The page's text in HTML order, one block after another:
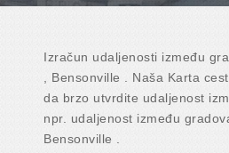
Izračun udaljenosti između
, Bensonville . Naša Karta
da brzo utvrdite udaljenost
npr. udaljenost između
Bensonville .